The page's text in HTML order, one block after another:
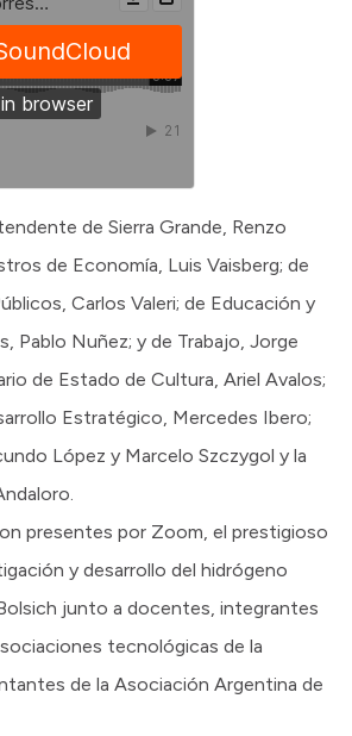
de Sierra Grande, Renzo
de Economía, Luis Vaisberg; de
Carlos Valeri; de Educación y
Pablo Nuñez; y de Trabajo, Jorge
de Estado de Cultura, Ariel Avalos;
Estratégico, Mercedes Ibero;
López y Marcelo Szczygol y la
presentes por Zoom, el prestigioso
y desarrollo del hidrógeno
junto a docentes, integrantes
tecnológicas de la
de la Asociación Argentina de